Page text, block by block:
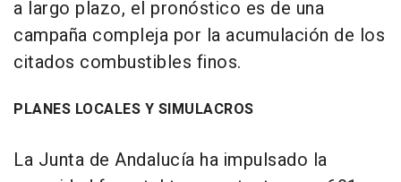
a largo plazo, el pronóstico es de una
campaña compleja por la acumulación de los
citados combustibles finos.
PLANES LOCALES Y SIMULACROS
La Junta de Andalucía ha impulsado la